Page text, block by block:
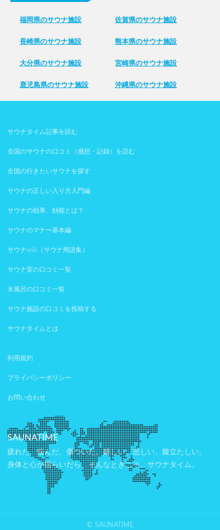
福岡県のサウナ施設 佐賀県のサウナ施設
長崎県のサウナ施設 熊本県のサウナ施設
大分県のサウナ施設 宮崎県のサウナ施設
鹿児島県のサウナ施設 沖縄県のサウナ施設
サウナタイム記事を読む
全国のサウナの口コミ（感想・記録）を読む
全国の行きたいサウナを探す
サウナの正しい入り方入門編
サウナの効果、効能とは？
サウナのマナー基本編
サウナwiki（サウナ用語集）
サウナ室の口コミ一覧
水風呂の口コミ一覧
サウナ施設の口コミを投稿する
サウナタイムとは
利用規約
プライバシーポリシー
お問い合わせ
SAUNATIME
疲れた、悩んだ、傷ついた。嬉しい、悲しい、腹立たしい。
身体と心が揺らいだら、そんなときこそ、サウナタイム。
© SAUNATIME